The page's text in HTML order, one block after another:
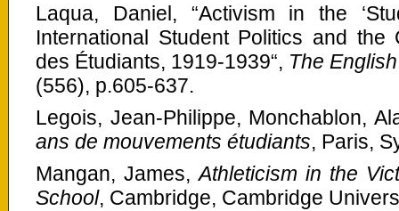
Laqua, Daniel, “Activism in the
International Student Politics and the
des Étudiants, 1919-1939“, The
(556), p.605-637.
Legois, Jean-Philippe, Monchablon,
ans de mouvements étudiants, Paris,
Mangan, James,Athleticism in the
School, Cambridge, Cambridge